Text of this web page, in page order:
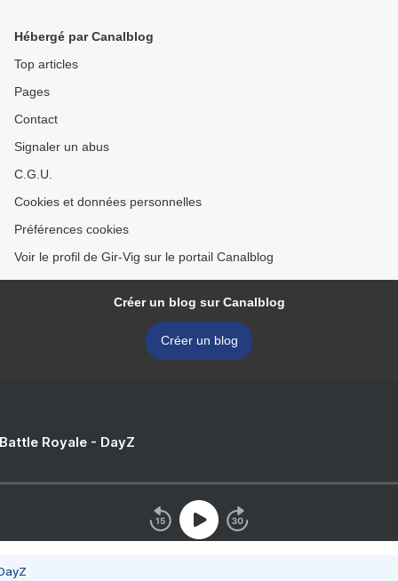
Hébergé par Canalblog
Top articles
Pages
Contact
Signaler un abus
C.G.U.
Cookies et données personnelles
Préférences cookies
Voir le profil de Gir-Vig sur le portail Canalblog
Créer un blog sur Canalblog
Créer un blog
Royale - DayZ